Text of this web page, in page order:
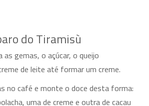
do Tiramisù
as gemas, o açúcar, o queijo
de leite até formar um creme.
no café e monte o doce desta forma:
uma de creme e outra de cacau